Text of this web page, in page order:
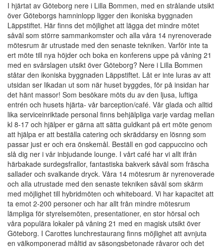
I hjärtat av Göteborg nere i Lilla Bommen, med en strålande utsikt
över Göteborgs hamninlopp ligger den ikoniska byggnaden
Läppstiftet. Här finns det möjlighet att lägga det mindre mötet
såväl som större sammankomster och alla våra 14 nyrenoverade
mötesrum är utrustade med den senaste tekniken. Varför inte ta
ert möte till nya höjder och boka en konferens uppe på våning 21
med en svårslagen utsikt över Göteborg? Nere i Lilla Bommen
ståtar den ikoniska byggnaden Läppstiftet. Låt er inte luras av att
utsidan ser likadan ut som när huset byggdes, för på insidan har
det hänt massor! Som besökare möts du av den ljusa, luftiga
entrén och husets hjärta- vår barception/café. Vår glada och alltid
lika serviceinriktade personal finns behjälpliga varje vardag mellan
kl 8-17 och hjälper er gärna att sätta guldkant på ert möte genom
att hjälpa er att beställa catering och skräddarsy en lösnng som
passar just er och era önskemål. Beställ en god cappuccino och
slå dig ner i vår inbjudande lounge. I vårt café har vi allt ifrån
härbakade surdegsfrallor, fantastiska bakverk såväl som fräscha
sallader och svalkande dryck. Våra 14 mötesrum är nyrenoverade
och alla utrustade med den senaste tekniken såväl som skärm
med möjlighet till hybridmöten och whiteboard. Vi har kapacitet att
ta emot 2-200 personer och har allt från mindre mötesrum
lämpliga för styrelsemöten, presentationer, en stor hörsal och
våra populära lokaler på våning 21 med en magisk utsikt över
Göteborg. I Carottes lunchrestaurang finns möjlighet att avnjuta
en välkomponerad måltid av säsongsbetonade råvaror och det